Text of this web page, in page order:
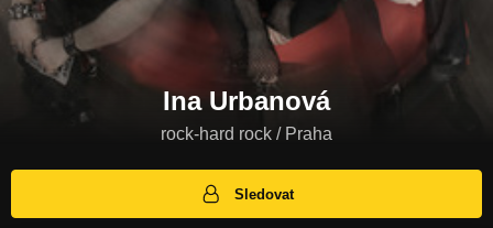
Ina Urbanová
rock-hard rock / Praha
Sledovat